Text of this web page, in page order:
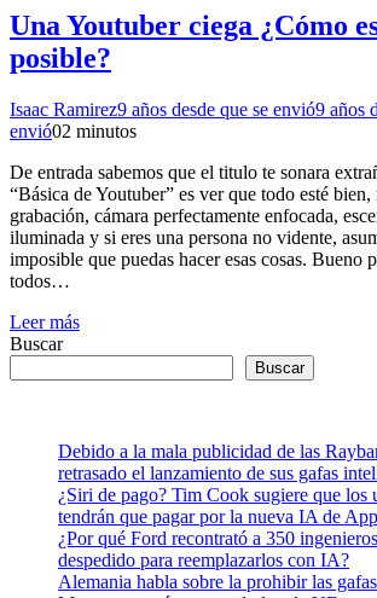
Una Youtuber ciega ¿Cómo
posible?
Isaac Ramirez9 años desde que se envió9 años
envió02 minutos
De entrada sabemos que el titulo te sonara
“Básica de Youtuber” es ver que todo esté
grabación, cámara perfectamente enfocada,
iluminada y si eres una persona no vidente,
imposible que puedas hacer esas cosas. Bueno
todos…
Leer más
Buscar
Buscar
Debido a la mala publicidad de las
retrasado el lanzamiento de sus gafas
¿Siri de pago? Tim Cook sugiere que los
tendrán que pagar por la nueva IA de
¿Por qué Ford recontrató a 350
despedido para reemplazarlos con IA?
Alemania habla sobre la prohibir las